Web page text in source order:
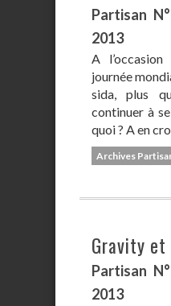
Partisan
2013
A
journée
sida, plus
continuer à
quoi ? A en
Archives
Gravity et
Partisan
2013